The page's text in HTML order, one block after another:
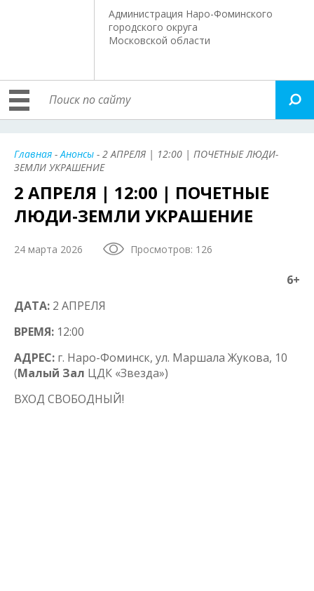
Администрация Наро-Фоминского
городского округа
Московской области
Главная -Анонсы - 2 АПРЕЛЯ | 12:00 | ПОЧЕТНЫЕ ЛЮДИ-
ЗЕМЛИ УКРАШЕНИЕ
2 АПРЕЛЯ | 12:00 | ПОЧЕТНЫЕ
ЛЮДИ-ЗЕМЛИ УКРАШЕНИЕ
24 марта 2026 Просмотров: 126
6+
ДАТА: 2 АПРЕЛЯ
ВРЕМЯ: 12:00
АДРЕС: г. Наро-Фоминск, ул. Маршала Жукова, 10
(Малый Зал ЦДК «Звезда»)
ВХОД СВОБОДНЫЙ!